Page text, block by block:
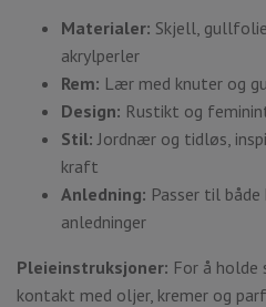
Materialer: Skjell,
akrylperler
Rem: Lær med knuter og
Design: Rustikt og
Stil: Jordnær og tidløs,
kraft
Anledning: Passer til
anledninger
Pleieinstruksjoner: For å holde
kontakt med oljer, kremer og